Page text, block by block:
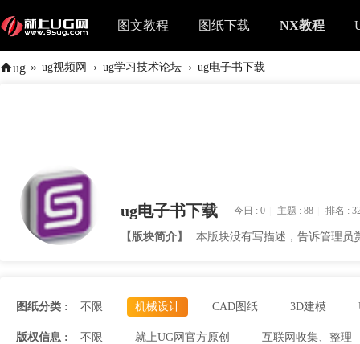
图文教程 图纸下载 NX教程
ug » ug视频网 › ug学习技术论坛 › ug电子书下载
ug电子书下载 今日 : 0 主题 : 88 排名 :
【版块简介】 本版块没有写描述，告诉管理员
图纸分类 : 不限 机械设计 CAD图纸 3D建模
版权信息 : 不限 就上UG网官方原创 互联网收集、整理